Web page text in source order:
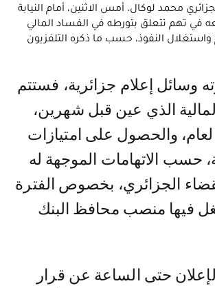
محمد لوكال، أمس الاثنين، أمام النيابة
في تهم تتعلق بتورطه في الفساد المالي
واستغلال النفوذ، حسب ما ذكره التلفزيون
الذي عين قبل شهرين،
العام، والحصول على امتيازات
حسب الاتهامات الموجهة له
الجزائري، بخصوص الفترة
فيها منصب محافظ البنك
حتى الساعة عن قرار